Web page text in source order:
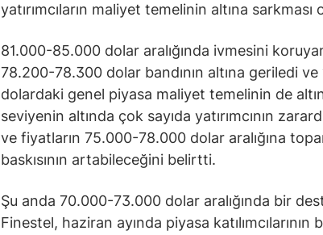
yatırımcıların maliyet temelinin altına sarkması
81.000-85.000 dolar aralığında ivmesini
78.200-78.300 dolar bandının altına geriledi ve
dolardaki genel piyasa maliyet temelinin de
seviyenin altında çok sayıda yatırımcının
ve fiyatların 75.000-78.000 dolar aralığına
baskısının artabileceğini belirtti.
Şu anda 70.000-73.000 dolar aralığında bir
Finestel, haziran ayında piyasa katılımcılarının